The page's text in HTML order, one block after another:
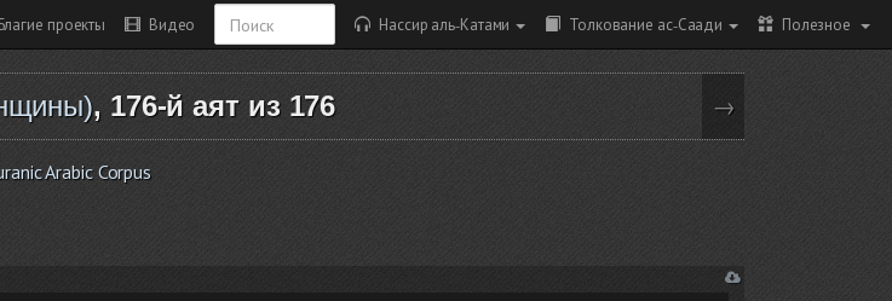
проекты Видео Нассир аль-Катами Толкование ас-Саади Полезное
, 176-й аят из 176 →
Arabic Corpus